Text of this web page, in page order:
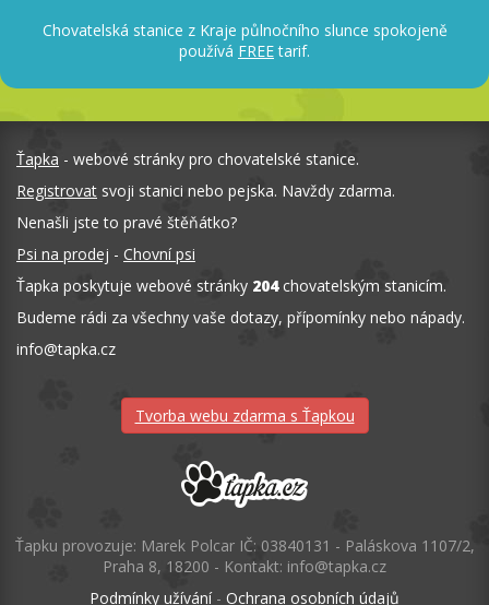
Chovatelská stanice z Kraje půlnočního slunce spokojeně
používá FREEtarif.
Ťapka - webové stránky pro chovatelské stanice.
Registrovat svoji stanici nebo pejska. Navždy zdarma.
Nenašli jste to pravé štěňátko?
Psi na prodej - Chovní psi
Ťapka poskytuje webové stránky 204chovatelským stanicím.
Budeme rádi za všechny vaše dotazy, přípomínky nebo nápady.
info@tapka.cz
Tvorba webu zdarma s Ťapkou
Ťapku provozuje: Marek Polcar IČ: 03840131 - Paláskova 1107/2,
Praha 8, 18200 - Kontakt: info@tapka.cz
Podmínky užívání- Ochrana osobních údajů